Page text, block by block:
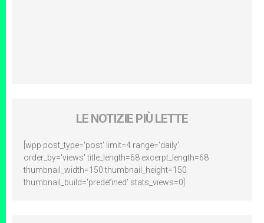
LE NOTIZIE PIÙ LETTE
[wpp post_type='post' limit=4 range='daily'
order_by='views' title_length=68 excerpt_length=68
thumbnail_width=150 thumbnail_height=150
thumbnail_build='predefined' stats_views=0]